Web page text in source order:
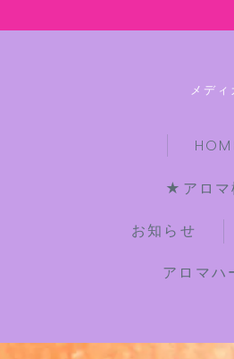
メデ
★アロ
お知らせ
アロマハ